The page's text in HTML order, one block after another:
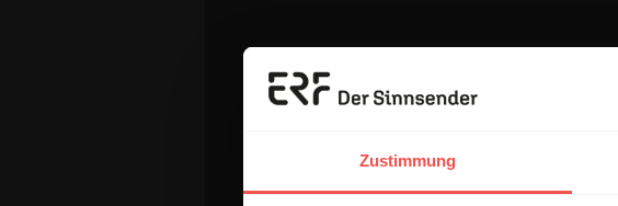
Zustimmung
Dein Kommentar